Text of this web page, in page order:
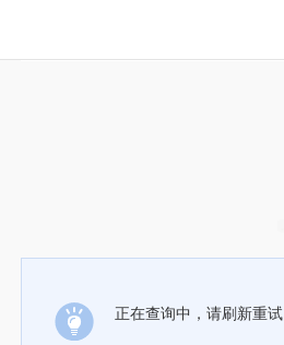
正在查询中，请刷新重试